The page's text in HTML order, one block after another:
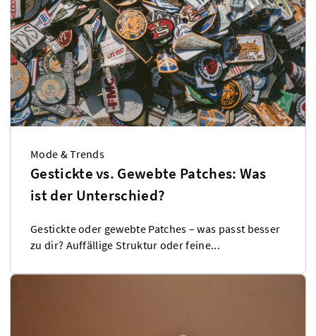
Mode & Trends
Gestickte vs. Gewebte Patches: Was
ist der Unterschied?
Gestickte oder gewebte Patches – was passt besser
zu dir? Auffällige Struktur oder feine...